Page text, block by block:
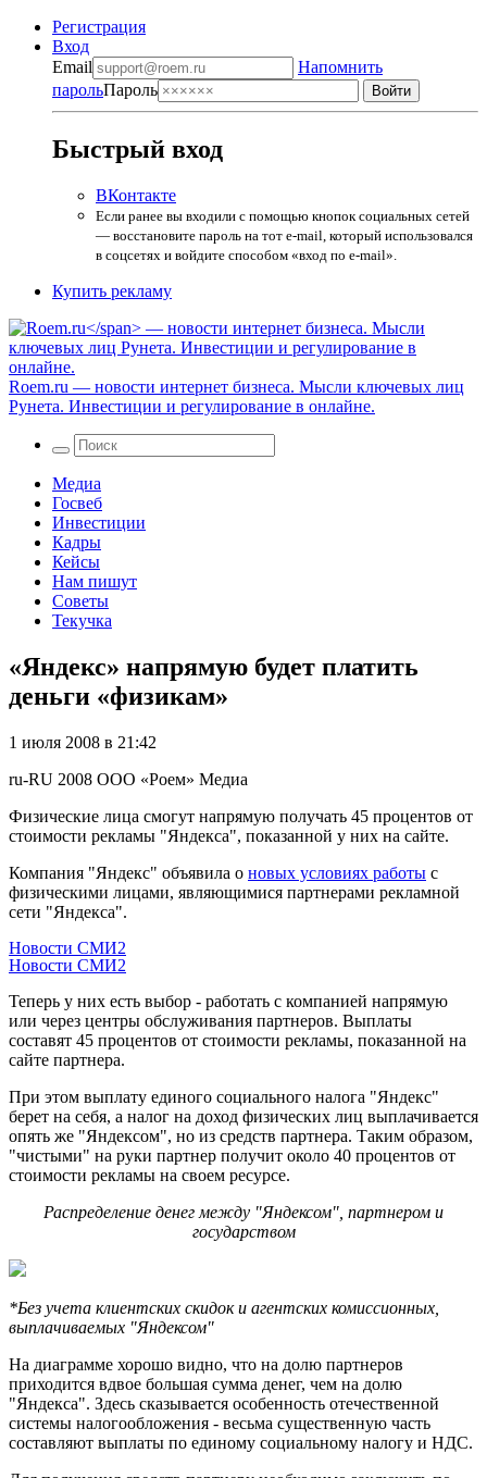
Регистрация
Вход
Email
Напомнить
парольПароль
Быстрый вход
ВКонтакте
Если ранее вы входили с помощью кнопок социальных сетей
— восстановите пароль на тот e-mail, который использовался
в соцсетях и войдите способом «вход по e-mail».
Купить рекламу
Roem.ru — новости интернет бизнеса. Мысли ключевых лиц
Рунета. Инвестиции и регулирование в онлайне.
Медиа
Госвеб
Инвестиции
Кадры
Кейсы
Нам пишут
Советы
Текучка
«Яндекс» напрямую будет платить
деньги «физикам»
1 июля 2008 в 21:42
ru-RU 2008 ООО «Роем» Медиа
Физические лица смогут напрямую получать 45 процентов от
стоимости рекламы "Яндекса", показанной у них на сайте.
Компания "Яндекс" объявила о новых условиях работы с
физическими лицами, являющимися партнерами рекламной
сети "Яндекса".
Новости СМИ2
Новости СМИ2
Теперь у них есть выбор - работать с компанией напрямую
или через центры обслуживания партнеров. Выплаты
составят 45 процентов от стоимости рекламы, показанной на
сайте партнера.
При этом выплату единого социального налога "Яндекс"
берет на себя, а налог на доход физических лиц выплачивается
опять же "Яндексом", но из средств партнера. Таким образом,
"чистыми" на руки партнер получит около 40 процентов от
стоимости рекламы на своем ресурсе.
Распределение денег между "Яндексом", партнером и
государством
*Без учета клиентских скидок и агентских комиссионных,
выплачиваемых "Яндексом"
На диаграмме хорошо видно, что на долю партнеров
приходится вдвое большая сумма денег, чем на долю
"Яндекса". Здесь сказывается особенность отечественной
системы налогообложения - весьма существенную часть
составляют выплаты по единому социальному налогу и НДС.